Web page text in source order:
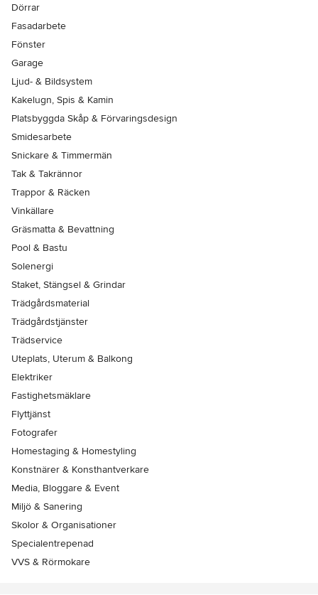
Dörrar
Fasadarbete
Fönster
Garage
Ljud- & Bildsystem
Kakelugn, Spis & Kamin
Platsbyggda Skåp & Förvaringsdesign
Smidesarbete
Snickare & Timmermän
Tak & Takrännor
Trappor & Räcken
Vinkällare
Gräsmatta & Bevattning
Pool & Bastu
Solenergi
Staket, Stängsel & Grindar
Trädgårdsmaterial
Trädgårdstjänster
Trädservice
Uteplats, Uterum & Balkong
Elektriker
Fastighetsmäklare
Flyttjänst
Fotografer
Homestaging & Homestyling
Konstnärer & Konsthantverkare
Media, Bloggare & Event
Miljö & Sanering
Skolor & Organisationer
Specialentrepenad
VVS & Rörmokare